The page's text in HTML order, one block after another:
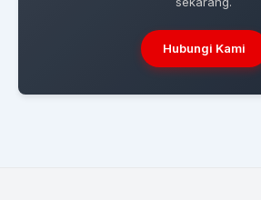
Hubungi Kami